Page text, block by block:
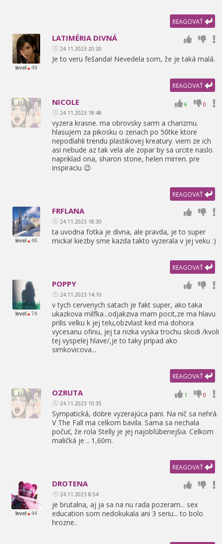
REAGOVAŤ
level 49
LATIMÉRIA DIVNÁ
24.11.2023 20:20
Je to veru fešanda! Nevedela som, že je taká malá.
REAGOVAŤ
6 0
NICOLE
24.11.2023 18:48
vyzera krasne. ma obrovsky sarm a charizmu.
hlasujem za pikosku o zenach po 50tke ktore
nepodlahli trendu plastikovej kreatury. viem ze ich
asi nebude az tak vela ale zopar by sa urcite naslo.
napriklad ona, sharon stone, helen mirren. pre
inspiraciu 😉
REAGOVAŤ
level 48
FRFLANA
24.11.2023 18:30
ta uvodna fotka je divna, ale pravda, je to super
micka! kiezby sme kazda takto vyzerala v jej veku :)
REAGOVAŤ
level 74
POPPY
24.11.2023 14:10
v tych cervenych satach je fakt super, ako taka
ukazkova milfka...odjakziva mam pocit,ze ma hlavu
prilis velku k jej telu,obzvlast ked ma dohora
vycesanu ofinu, jej ta nizka vyska trochu skodi /kvoli
tej vyspelej hlave/,je to taky pripad ako
simkovicova...
REAGOVAŤ
1 0
OZRUTA
24.11.2023 10:35
Sympatická, dobre vyzerajúca pani. Na nič sa nehrá.
V The Fall ma celkom bavila. Sama sa nechala
počuť, že rola Stelly je jej najobľúbenejšia. Celkom
maličká je .. 1,60m.
REAGOVAŤ
level 44
DROTENA
24.11.2023 8:54
je brutalna, aj ja sa na nu rada pozeram... sex
education som nedokukala ani 3 seriu... to bolo
hrozne..